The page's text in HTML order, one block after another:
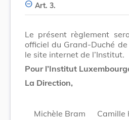
Art. 3.
Le présent règlement
officiel du Grand-Duché
le site internet de l’Institut.
Pour l’Institut
La Direction,
Michèle Bram
Camille